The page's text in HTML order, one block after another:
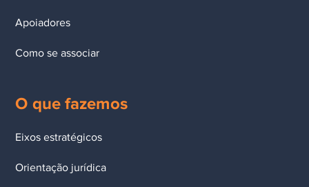
Apoiadores
Como se associar
O que fazemos
Eixos estratégicos
Orientação jurídica